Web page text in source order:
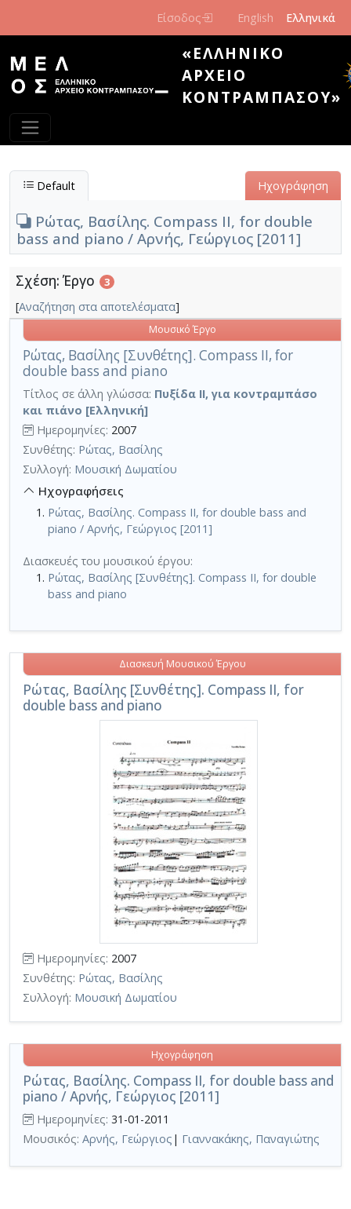
Είσοδος English Ελληνικά
«ΕΛΛΗΝΙΚΌ
ΑΡΧΕΊΟ
ΚΟΝΤΡΑΜΠΆΣΟΥ»
Default Ηχογράφηση
Ρώτας, Βασίλης. Compass II, for double
bass and piano / Αρνής, Γεώργιος [2011]
Σχέση: Έργο 3
[Αναζήτηση στα αποτελέσματα]
Ρώτας, Βασίλης [Συνθέτης]. Compass II, for
double bass and piano
Μουσικό Έργο
Τίτλος σε άλλη γλώσσα: Πυξίδα II, για κοντραμπάσο
και πιάνο [Ελληνική]
Ημερομηνίες: 2007
Συνθέτης: Ρώτας, Βασίλης
Συλλογή: Μουσική Δωματίου
Ηχογραφήσεις
Ρώτας, Βασίλης. Compass II, for double bass and
piano / Αρνής, Γεώργιος [2011]
Διασκευές του μουσικού έργου:
Ρώτας, Βασίλης [Συνθέτης]. Compass II, for double
bass and piano
Ρώτας, Βασίλης [Συνθέτης]. Compass II, for
double bass and piano
Διασκευή Μουσικού Έργου
Ημερομηνίες: 2007
Συνθέτης: Ρώτας, Βασίλης
Συλλογή: Μουσική Δωματίου
Ρώτας, Βασίλης. Compass II, for double bass and
piano / Αρνής, Γεώργιος [2011]
Ηχογράφηση
Ημερομηνίες: 31-01-2011
Μουσικός: Αρνής, Γεώργιος | Γιαννακάκης, Παναγιώτης